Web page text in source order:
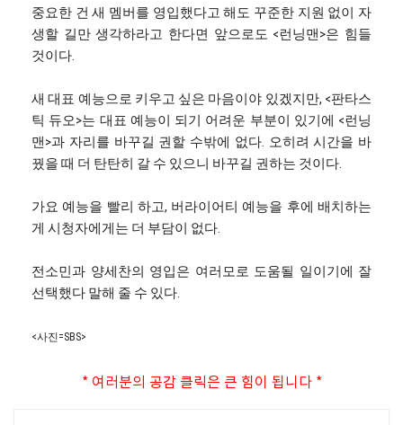
중요한 건 새 멤버를 영입했다고 해도 꾸준한 지원 없이 자
생할 길만 생각하라고 한다면 앞으로도 <런닝맨>은 힘들
것이다.
새 대표 예능으로 키우고 싶은 마음이야 있겠지만, <판타스
틱 듀오>는 대표 예능이 되기 어려운 부분이 있기에 <런닝
맨>과 자리를 바꾸길 권할 수밖에 없다. 오히려 시간을 바
꿨을 때 더 탄탄히 갈 수 있으니 바꾸길 권하는 것이다.
가요 예능을 빨리 하고, 버라이어티 예능을 후에 배치하는
게 시청자에게는 더 부담이 없다.
전소민과 양세찬의 영입은 여러모로 도움될 일이기에 잘
선택했다 말해 줄 수 있다.
<사진=SBS>
* 여러분의 공감 클릭은 큰 힘이 됩니다 *